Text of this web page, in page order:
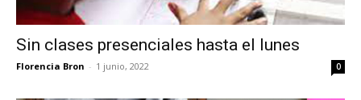
Sin clases presenciales hasta el lunes
Florencia Bron - 1 junio, 2022 0